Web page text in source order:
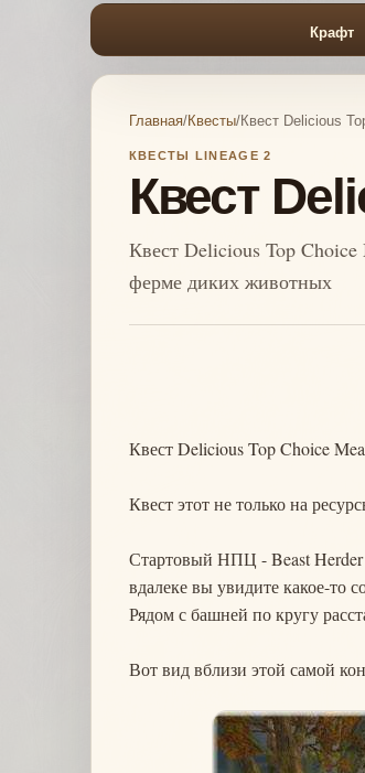
Крафт
Главная/Квесты/Квест Delicious
КВЕСТЫ LINEAGE 2
Квест
Квест Delicious Top Choice
ферме диких животных
Квест Delicious Top Choice
Квест этот не только на
Стартовый НПЦ - Beast Herder
вдалеке вы увидите какое-то
Рядом с башней по кругу
Вот вид вблизи этой самой